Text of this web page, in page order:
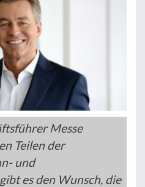
Messe
Teilen der
und
es den Wunsch, die